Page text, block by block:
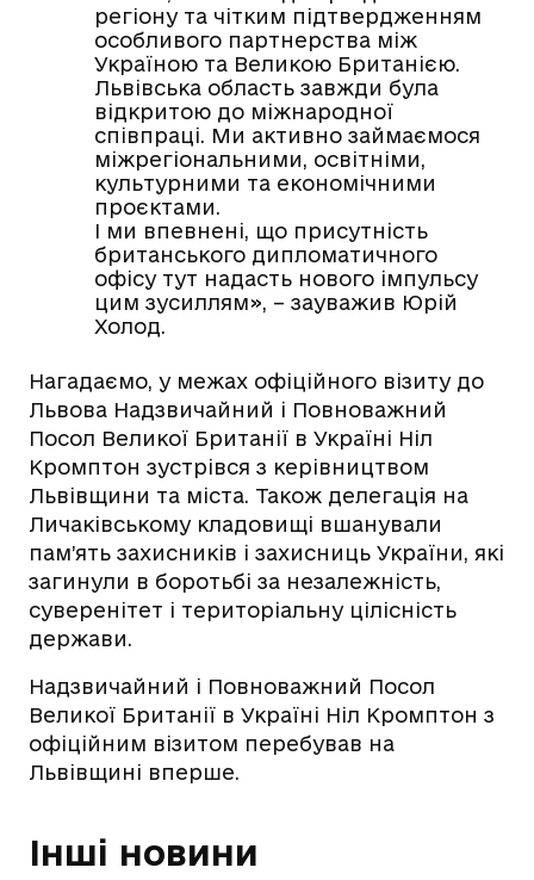
регіону та чітким підтвердженням
особливого партнерства між
Україною та Великою Британією.
Львівська область завжди була
відкритою до міжнародної
співпраці. Ми активно займаємося
міжрегіональними, освітніми,
культурними та економічними
проєктами.
І ми впевнені, що присутність
британського дипломатичного
офісу тут надасть нового імпульсу
цим зусиллям», – зауважив Юрій
Холод.
Нагадаємо, у межах офіційного візиту до
Львова Надзвичайний і Повноважний
Посол Великої Британії в Україні Ніл
Кромптон зустрівся з керівництвом
Львівщини та міста. Також делегація на
Личаківському кладовищі вшанували
пам’ять захисників і захисниць України, які
загинули в боротьбі за незалежність,
суверенітет і територіальну цілісність
держави.
Надзвичайний і Повноважний Посол
Великої Британії в Україні Ніл Кромптон з
офіційним візитом перебував на
Львівщині вперше.
Інші новини